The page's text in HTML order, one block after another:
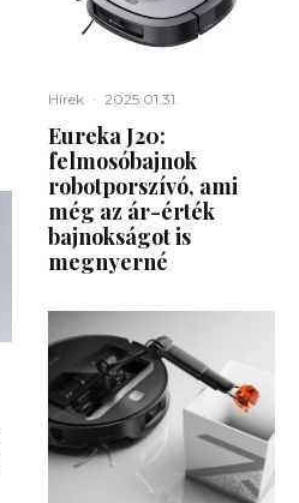
Hírek · 2025.01.31.
Eureka J20:
felmosóbajnok
robotporszívó, ami
még az ár-érték
bajnokságot is
megnyerné